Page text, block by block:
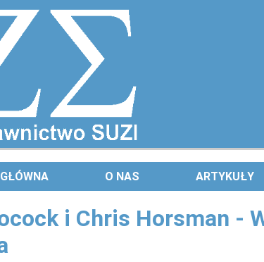
O NAS ARTYKUŁY
i Chris Horsman -